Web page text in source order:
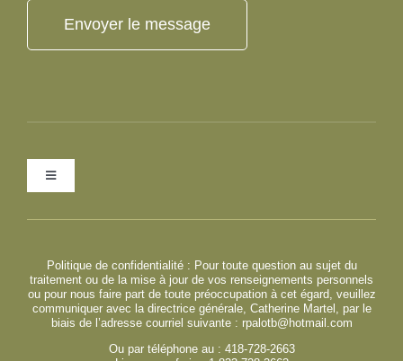
Envoyer le message
Toggle
Navigation
Imprint
Avertissement
Politique de confidentialité : Pour toute question au sujet du
traitement ou de la mise à jour de vos renseignements personnels
ou pour nous faire part de toute préoccupation à cet égard, veuillez
communiquer avec la directrice générale, Catherine Martel, par le
biais de l’adresse courriel suivante : rpalotb@hotmail.com
Ou par téléphone au : 418-728-2663